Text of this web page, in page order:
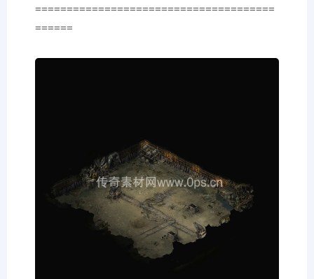
======================================
======